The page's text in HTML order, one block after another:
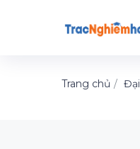
Trang chủ